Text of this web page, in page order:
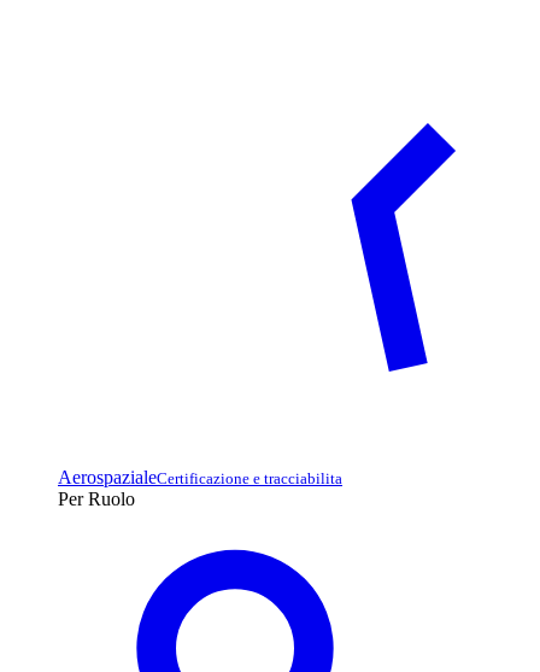
AerospazialeCertificazione e tracciabilita
Per Ruolo